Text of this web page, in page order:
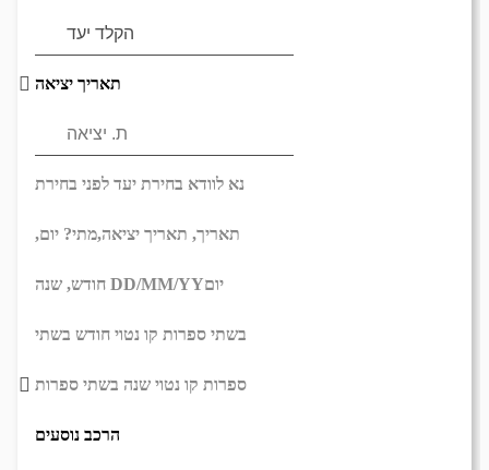
תאריך יציאה
נא לוודא בחירת יעד לפני בחירת
תאריך, תאריך יציאה,מתי? יום,
DD/MM/YYיום
בשתי ספרות קו נטוי חודש בשתי
ספרות קו נטוי שנה בשתי ספרות
הרכב נוסעים